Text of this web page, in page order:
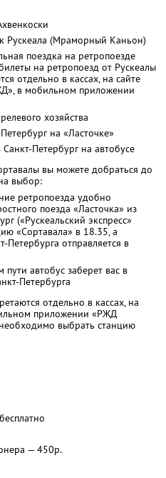
Рускеала (Мраморный Каньон)
поездка на ретропоезде
на ретропоезд от Рускеалы
отдельно в кассах, на сайте
в мобильном приложении
хозяйства
на «Ласточке»
Петербург на автобусе
вы можете добраться до
выбор:
ретропоезда удобно
поезда «Ласточка» из
(«Рускеальский экспресс»
«Сортавала» в 18.35, а
отправляется в
автобус заберет вас в
Петербурга
отдельно в кассах, на
приложении «РЖД
выбрать станцию
— 450р.